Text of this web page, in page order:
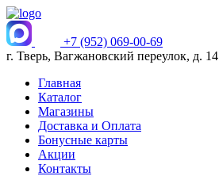
+7 (952) 069-00-69
г. Тверь, Вагжановский переулок, д. 14
Главная
Каталог
Магазины
Доставка и Оплата
Бонусные карты
Акции
Контакты